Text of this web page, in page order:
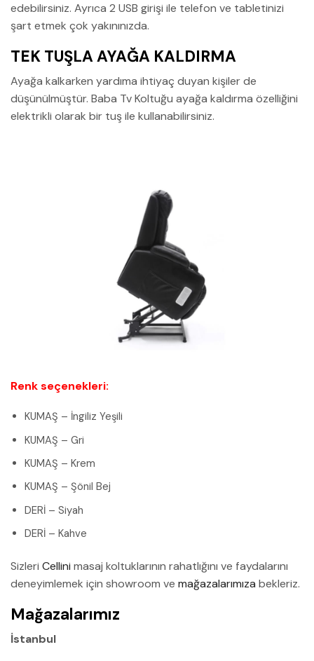
edebilirsiniz. Ayrıca 2 USB girişi ile telefon ve tabletinizi
şart etmek çok yakınınızda.
TEK TUŞLA AYAĞA KALDIRMA
Ayağa kalkarken yardıma ihtiyaç duyan kişiler de
düşünülmüştür. Baba Tv Koltuğu ayağa kaldırma özelliğini
elektrikli olarak bir tuş ile kullanabilirsiniz.
Renk seçenekleri:
KUMAŞ – İngiliz Yeşili
KUMAŞ – Gri
KUMAŞ – Krem
KUMAŞ – Şönil Bej
DERİ – Siyah
DERİ – Kahve
Sizleri Cellini masaj koltuklarının rahatlığını ve faydalarını
deneyimlemek için showroom ve mağazalarımıza bekleriz.
Mağazalarımız
İstanbul